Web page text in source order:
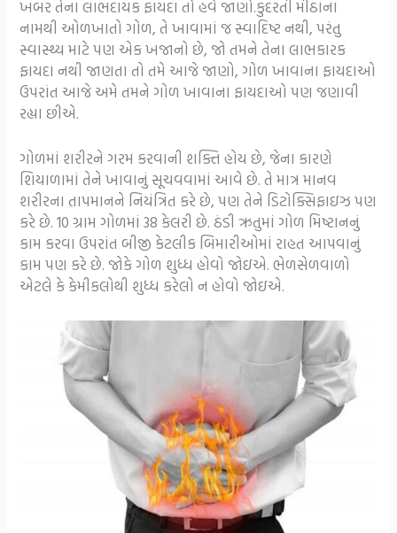
ખબર તેના લાભદાયક ફાયદા તો હવે જાણો.કુદરતી મીઠાના
નામથી ઓળખાતો ગોળ, તે ખાવામાં જ સ્વાદિષ્ટ નથી, પરંતુ
સ્વાસ્થ્ય માટે પણ એક ખજાનો છે, જો તમને તેના લાભકારક
ફાયદા નથી જાણતા તો તમે આજે જાણો, ગોળ ખાવાના ફાયદાઓ
ઉપરાંત આજે અમે તમને ગોળ ખાવાના ફાયદાઓ પણ જણાવી
રહ્યા છીએ.
ગોળમાં શરીરને ગરમ કરવાની શક્તિ હોય છે, જેના કારણે
શિયાળામાં તેને ખાવાનું સૂચવવામાં આવે છે. તે માત્ર માનવ
શરીરના તાપમાનને નિયંત્રિત કરે છે, પણ તેને ડિટોક્સિફાઇઝ પણ
કરે છે. 10 ગ્રામ ગોળમાં 38 કેલરી છે. ઠંડી ઋતુમાં ગોળ મિષ્ટાનનું
કામ કરવા ઉપરાંત બીજી કેટલીક બિમારીઓમાં રાહત આપવાનું
કામ પણ કરે છે. જોકે ગોળ શુધ્ધ હોવો જોઇએ. ભેળસેળવાળો
એટલે કે કેમીકલોથી શુધ્ધ કરેલો ન હોવો જોઇએ.